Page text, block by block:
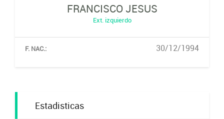
FRANCISCO JESUS
Ext. izquierdo
F. NAC.: 30/12/1994
Estadisticas